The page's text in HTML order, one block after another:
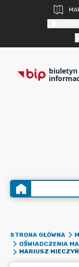
biuletyn
STRONA GŁÓWNA
OŚWIADCZENIA